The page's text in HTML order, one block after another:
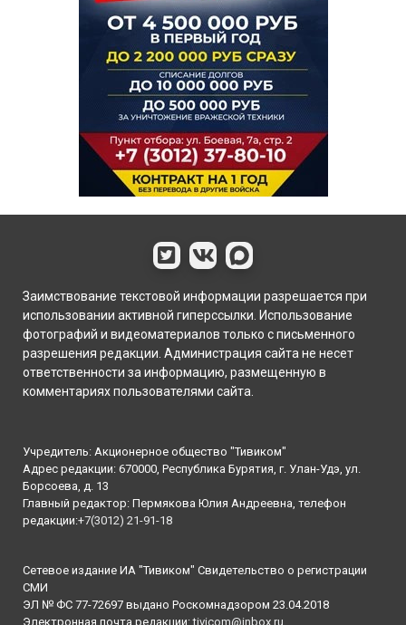
Заимствование текстовой информации разрешается при
использовании активной гиперссылки. Использование
фотографий и видеоматериалов только с письменного
разрешения редакции. Администрация сайта не несет
ответственности за информацию, размещенную в
комментариях пользователями сайта.
Учредитель: Акционерное общество "Тивиком"
Адрес редакции: 670000, Республика Бурятия, г. Улан-Удэ, ул.
Борсоева, д. 13
Главный редактор: Пермякова Юлия Андреевна, телефон
редакции:+7(3012) 21-91-18
Сетевое издание ИА "Тивиком" Свидетельство о регистрации
СМИ
ЭЛ № ФС 77-72697 выдано Роскомнадзором 23.04.2018
Электронная почта редакции:tivicom@inbox.ru